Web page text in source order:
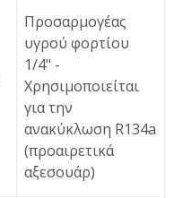
Προσαρμογέας
υγρού φορτίου
1/4" -
Χρησιμοποιείται
για την
ανακύκλωση R134a
(προαιρετικά
αξεσουάρ)